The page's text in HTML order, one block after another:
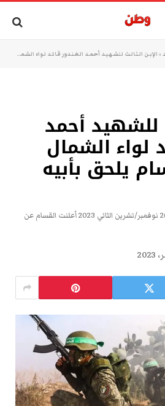
» الإبن الثالث للشهيد أحمد الغندور قائد لواء الشمال بكتائب القسام يلحق بأبيه وشقيقيه
للشهيد أحمد
لواء الشمال
يلحق بأبيه
في ثالث أيام الهدنة يوم الأحد 26 نوفمبر/تشرين الثاني 2023 أعلنت القسام عن